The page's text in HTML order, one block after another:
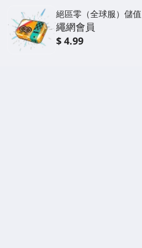
絕區零（全球服）儲值
繩網會員
$ 4.99